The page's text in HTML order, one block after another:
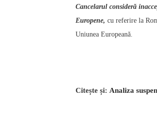
Cancelarul consideră
Europene, cu referire la
Uniunea Europeană.
Citește și: Analiza